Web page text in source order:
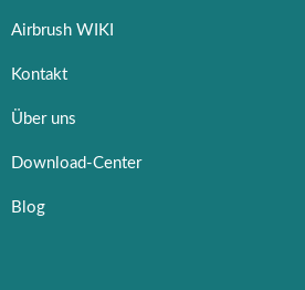
Airbrush WIKI
Kontakt
Über uns
Download-Center
Blog